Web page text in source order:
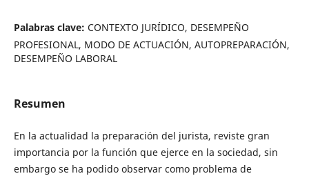
Palabras clave: CONTEXTO JURÍDICO, DESEMPEÑO
PROFESIONAL, MODO DE ACTUACIÓN, AUTOPREPARACIÓN,
DESEMPEÑO LABORAL
Resumen
En la actualidad la preparación del jurista, reviste gran
importancia por la función que ejerce en la sociedad, sin
embargo se ha podido observar como problema de